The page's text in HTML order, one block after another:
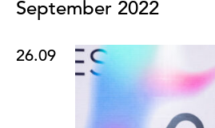
September 2022
26.09